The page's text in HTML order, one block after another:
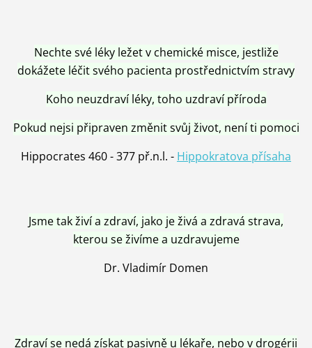
Nechte své léky ležet v chemické misce, jestliže
dokážete léčit svého pacienta prostřednictvím stravy
Koho neuzdraví léky, toho uzdraví příroda
Pokud nejsi připraven změnit svůj život, není ti pomoci
Hippocrates 460 - 377 př.n.l. - Hippokratova přísaha
Jsme tak živí a zdraví, jako je živá a zdravá strava,
kterou se živíme a uzdravujeme
Dr. Vladimír Domen
Zdraví se nedá získat pasivně u lékaře, nebo v drogérii